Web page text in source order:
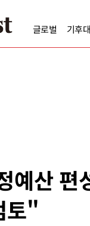
글로벌 기후
예산 편
토"